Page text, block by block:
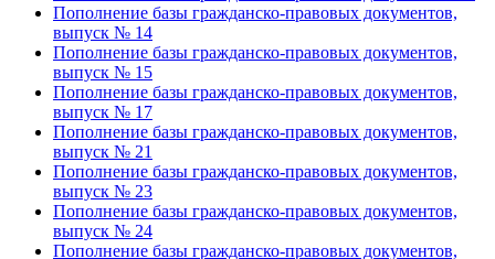
Пополнение базы гражданско-правовых документов,
выпуск № 14
Пополнение базы гражданско-правовых документов,
выпуск № 15
Пополнение базы гражданско-правовых документов,
выпуск № 17
Пополнение базы гражданско-правовых документов,
выпуск № 21
Пополнение базы гражданско-правовых документов,
выпуск № 23
Пополнение базы гражданско-правовых документов,
выпуск № 24
Пополнение базы гражданско-правовых документов,